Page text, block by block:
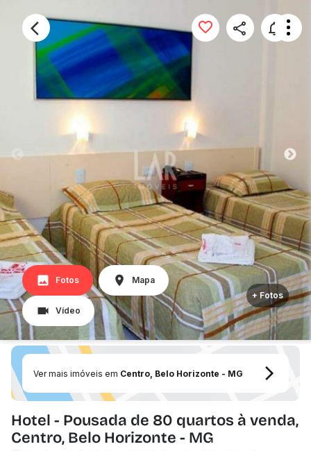
Fotos Mapa
Vídeo
+ Fotos
Ver mais imóveis em Centro, Belo Horizonte - MG
Hotel - Pousada de 80 quartos à venda,
Centro, Belo Horizonte - MG